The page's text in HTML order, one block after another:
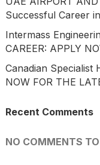
Successful Career
Intermass
CAREER: APPLY
Canadian Specialist
NOW FOR THE
Recent Comments
NO COMMENTS